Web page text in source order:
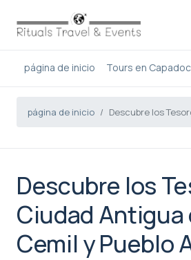
página de inicio Tours en
página de inicio Descubre los
Descubre los
Ciudad Antigua
Cemil y Pueblo